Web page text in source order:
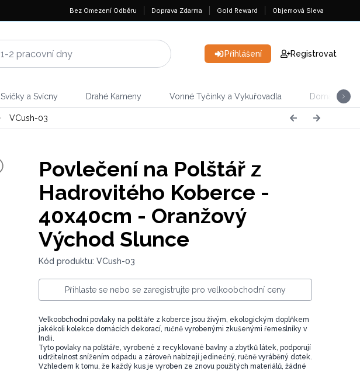
Bez Omezení Odběru Doprava Zdarma Gold Reward Objemová Sleva
Přihlášení Registrovat
Svíčky a Svícny Drahé Kameny Vonné Tyčinky a Vykuřovadla Domácnost
VCush-03
Povlečení na Polštář z
Hadrovitého Koberce -
40x40cm - Oranžový
Východ Slunce
Kód produktu: VCush-03
Přihlaste se nebo se zaregistrujte pro velkoobchodní ceny
Velkoobchodní povlaky na polštáře z koberce jsou živým, ekologickým doplňkem
jakékoli kolekce domácích dekorací, ručně vyrobenými zkušenými řemeslníky v
Indii.
Tyto povlaky na polštáře, vyrobené z recyklované bavlny a zbytků látek, podporují
udržitelnost snížením odpadu a zároveň nabízejí jedinečný, ručně vyráběný dotek.
Vzhledem k tomu, že každý kus je vyroben ze znovu použitých materiálů, žádné